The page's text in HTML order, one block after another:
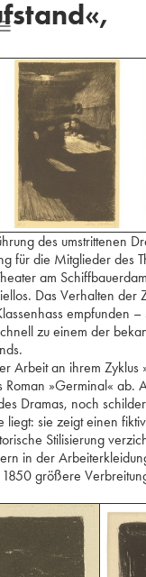
des umstrittenen
für die Mitglieder des
am
Das Verhalten der
empfunden
zu einem der
Arbeit an ihrem Zyklus
»Germinal« ab.
Dramas, noch
sie zeigt einen
Stilisierung
in der
größere